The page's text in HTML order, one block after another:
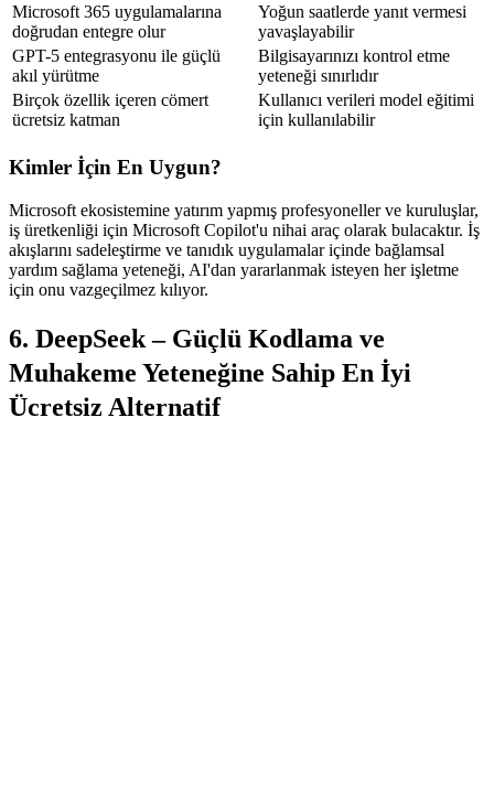
Microsoft 365 uygulamalarına
doğrudan entegre olur
Yoğun saatlerde yanıt vermesi
yavaşlayabilir
GPT-5 entegrasyonu ile güçlü
akıl yürütme
Bilgisayarınızı kontrol etme
yeteneği sınırlıdır
Birçok özellik içeren cömert
ücretsiz katman
Kullanıcı verileri model eğitimi
için kullanılabilir
Kimler İçin En Uygun?
Microsoft ekosistemine yatırım yapmış profesyoneller ve kuruluşlar,
iş üretkenliği için Microsoft Copilot'u nihai araç olarak bulacaktır. İş
akışlarını sadeleştirme ve tanıdık uygulamalar içinde bağlamsal
yardım sağlama yeteneği, AI'dan yararlanmak isteyen her işletme
için onu vazgeçilmez kılıyor.
6. DeepSeek – Güçlü Kodlama ve
Muhakeme Yeteneğine Sahip En İyi
Ücretsiz Alternatif